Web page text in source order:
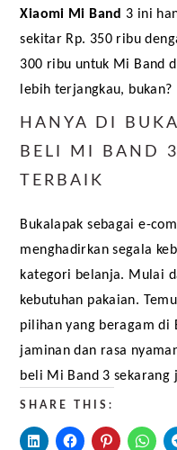
Xiaomi Mi Band 3 ini
sekitar Rp. 350 ribu
300 ribu untuk Mi Band
lebih terjangkau, bukan?
HANYA DI
BELI MI BAND
TERBAIK
Bukalapak sebagai e-
menghadirkan segala
kategori belanja. Mulai
kebutuhan pakaian.
pilihan yang beragam di
jaminan dan rasa
beli Mi Band 3 sekarang
SHARE THIS: